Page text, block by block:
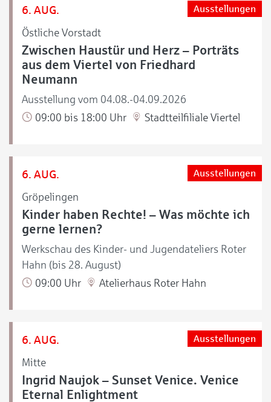
6. AUG.
Östliche Vorstadt
Ausstellungen
Zwischen Haustür und Herz – Porträts
aus dem Viertel von Friedhard
Neumann
Ausstellung vom 04.08.-04.09.2026
09:00 bis 18:00 Uhr
Stadtteilfiliale Viertel
6. AUG.
Gröpelingen
Ausstellungen
Kinder haben Rechte! – Was möchte ich
gerne lernen?
Werkschau des Kinder- und Jugendateliers Roter
Hahn (bis 28. August)
09:00 Uhr
Atelierhaus Roter Hahn
6. AUG.
Mitte
Ausstellungen
Ingrid Naujok – Sunset Venice. Venice
Eternal Enlightment